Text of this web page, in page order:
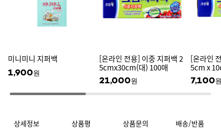
미니미니 지퍼백
1,900원
[온라인 전용] 이중 지퍼백 2
5cmx30cm(대) 100매
21,000원
[온라인
5cm x
7,100
상세정보 상품평 상품문의 배송/반품